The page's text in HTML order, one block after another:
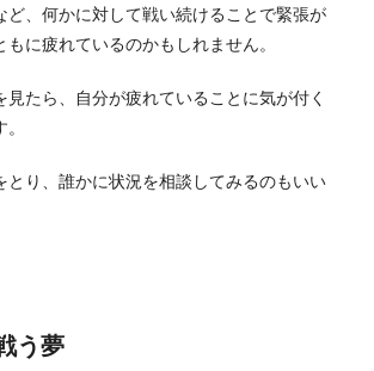
ど、何かに対して戦い続けることで緊張が
に疲れているのかもしれません。
見たら、自分が疲れていることに気が付く
とり、誰かに状況を相談してみるのもいい
う夢